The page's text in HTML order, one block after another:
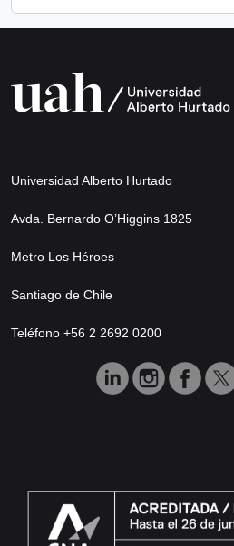
Universidad Alberto Hurtado
Avda. Bernardo O’Higgins 1825
Metro Los Héroes
Santiago de Chile
Teléfono +56 2 2692 0200